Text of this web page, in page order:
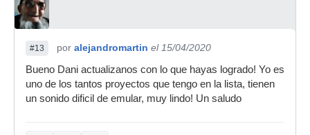
#13 por alejandromartin el 15/04/2020
Bueno Dani actualizanos con lo que hayas logrado! Yo es
uno de los tantos proyectos que tengo en la lista, tienen
un sonido dificil de emular, muy lindo! Un saludo